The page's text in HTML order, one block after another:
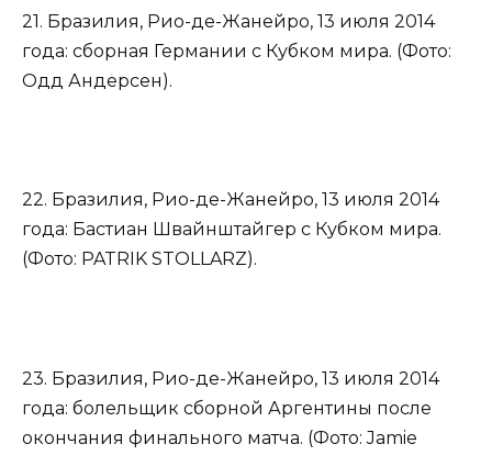
21. Бразилия, Рио-де-Жанейро, 13 июля 2014
года: сборная Германии с Кубком мира. (Фото:
Одд Андерсен).
22. Бразилия, Рио-де-Жанейро, 13 июля 2014
года: Бастиан Швайнштайгер с Кубком мира.
(Фото: PATRIK STOLLARZ).
23. Бразилия, Рио-де-Жанейро, 13 июля 2014
года: болельщик сборной Аргентины после
окончания финального матча. (Фото: Jamie